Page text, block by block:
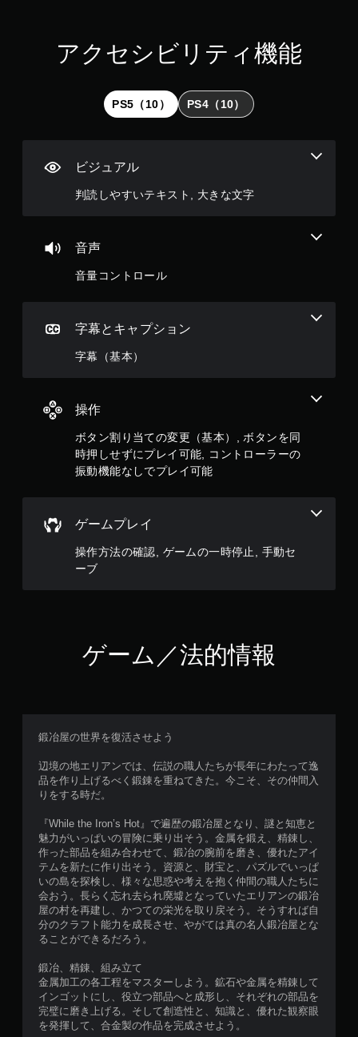
アクセシビリティ機能
PS5（10） PS4（10）
ビジュアル
判読しやすいテキスト, 大きな文字
音声
音量コントロール
字幕とキャプション
字幕（基本）
操作
ボタン割り当ての変更（基本）, ボタンを同
時押しせずにプレイ可能, コントローラーの
振動機能なしでプレイ可能
ラ
ー
ハ
テ
フ
ー
ッ
ク
を
わ
に
ー
ム
を
レ
で
ま
す
ゲームプレイ
操作方法の確認, ゲームの一時停止, 手動セ
ーブ
ゲーム／法的情報
鍛冶屋の世界を復活させよう
辺境の地エリアンでは、伝説の職人たちが長年にわたって逸
品を作り上げるべく鍛錬を重ねてきた。今こそ、その仲間入
りをする時だ。
『While the Iron’s Hot』で遍歴の鍛冶屋となり、謎と知恵と
魅力がいっぱいの冒険に乗り出そう。金属を鍛え、精錬し、
作った部品を組み合わせて、鍛冶の腕前を磨き、優れたアイ
テムを新たに作り出そう。資源と、財宝と、パズルでいっぱ
いの島を探検し、様々な思惑や考えを抱く仲間の職人たちに
会おう。長らく忘れ去られ廃墟となっていたエリアンの鍛冶
屋の村を再建し、かつての栄光を取り戻そう。そうすれば自
分のクラフト能力を成長させ、やがては真の名人鍛冶屋とな
ることができるだろう。
鍛冶、精錬、組み立て
金属加工の各工程をマスターしよう。鉱石や金属を精錬して
インゴットにし、役立つ部品へと成形し、それぞれの部品を
完璧に磨き上げる。そして創造性と、知識と、優れた観察眼
を発揮して、合金製の作品を完成させよう。